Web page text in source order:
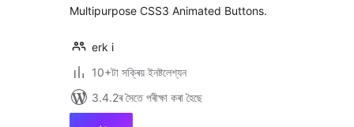
Multipurpose CSS3 Animated Buttons.
erk i
10+টা সক্ৰিয় ইনষ্টলেশ্যন
3.4.2ৰ সৈতে পৰীক্ষা কৰা হৈছে